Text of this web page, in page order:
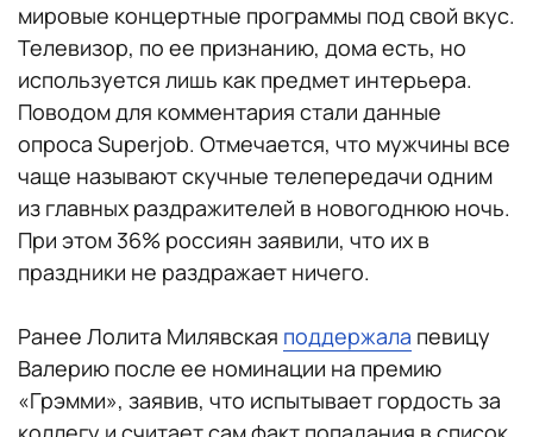
мировые концертные программы под свой вкус.
Телевизор, по ее признанию, дома есть, но
используется лишь как предмет интерьера.
Поводом для комментария стали данные
опроса Superjob. Отмечается, что мужчины все
чаще называют скучные телепередачи одним
из главных раздражителей в новогоднюю ночь.
При этом 36% россиян заявили, что их в
праздники не раздражает ничего.
Ранее Лолита Милявская поддержала певицу
Валерию после ее номинации на премию
«Грэмми», заявив, что испытывает гордость за